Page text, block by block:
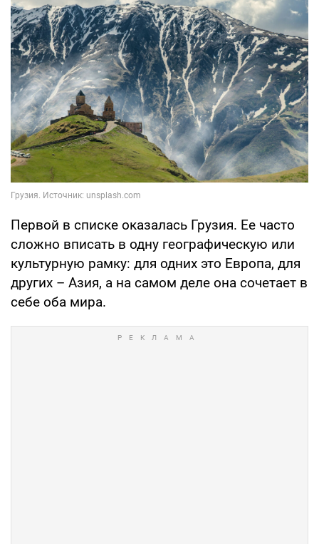
Первой в списке оказалась Грузия. Ее часто
сложно вписать в одну географическую или
культурную рамку: для одних это Европа, для
других – Азия, а на самом деле она сочетает в
себе оба мира.